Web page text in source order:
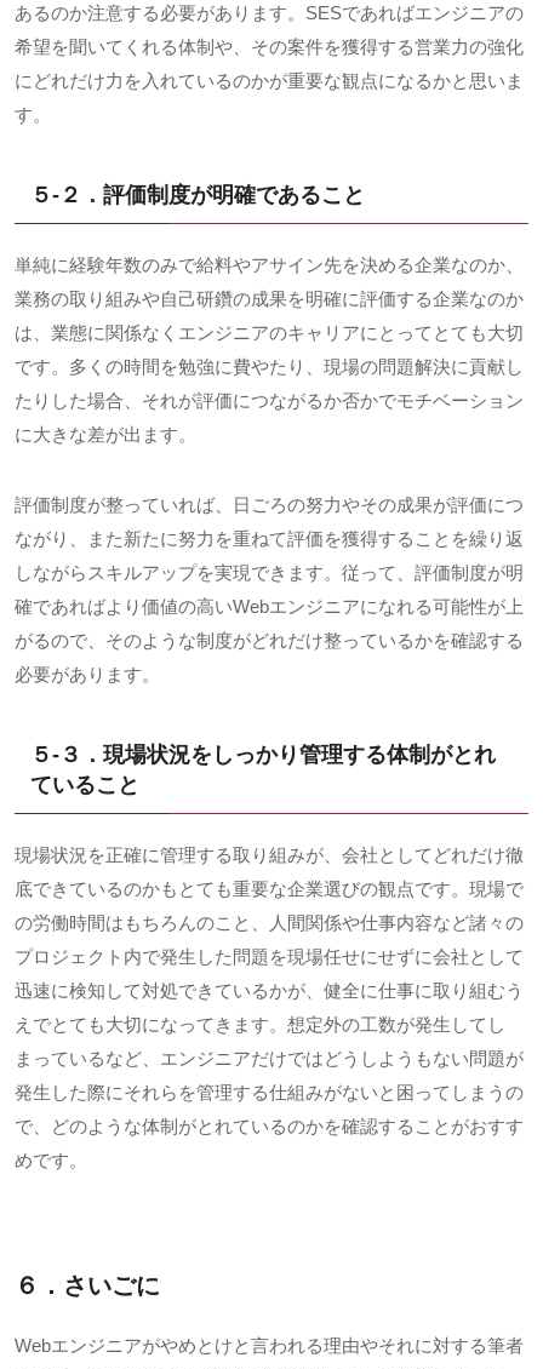
あるのか注意する必要があります。 SESであればエンジニアの
希望を聞いてくれる体制や、その案件を獲得する営業力の強化
にどれだけ力を入れているのかが重要な観点になるかと思いま
す。
５-２．評価制度が明確であること
単純に経験年数のみで給料やアサイン先を決める企業なのか、
業務の取り組みや自己研鑽の成果を明確に評価する企業なのか
は、業態に関係なくエンジニアのキャリアにとってとても大切
です。多くの時間を勉強に費やたり、現場の問題解決に貢献し
たりした場合、それが評価につながるか否かでモチベーション
に大きな差が出ます。
評価制度が整っていれば、日ごろの努力やその成果が評価につ
ながり、また新たに努力を重ねて評価を獲得することを繰り返
しながらスキルアップを実現できます。従って、評価制度が明
確であればより価値の高いWebエンジニアになれる可能性が上
がるので、そのような制度がどれだけ整っているかを確認する
必要があります。
５-３．現場状況をしっかり管理する体制がとれ
ていること
現場状況を正確に管理する取り組みが、会社としてどれだけ徹
底できているのかもとても重要な企業選びの観点です。現場で
の労働時間はもちろんのこと、人間関係や仕事内容など諸々の
プロジェクト内で発生した問題を現場任せにせずに会社として
迅速に検知して対処できているかが、健全に仕事に取り組むう
えでとても大切になってきます。想定外の工数が発生してし
まっているなど、エンジニアだけではどうしようもない問題が
発生した際にそれらを管理する仕組みがないと困ってしまうの
で、どのような体制がとれているのかを確認することがおすす
めです。
６．さいごに
Webエンジニアがやめとけと言われる理由やそれに対する筆者